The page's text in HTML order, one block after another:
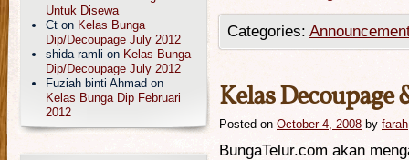
Categories:
Kelas
Posted on October 4, 2008 by farah
BungaTelur.com akan
Untuk Disewa
Ct on Kelas Bunga
Dip/Decoupage July 2012
shida ramli on Kelas Bunga
Dip/Decoupage July 2012
Fuziah binti Ahmad on
Kelas Bunga Dip Februari
2012